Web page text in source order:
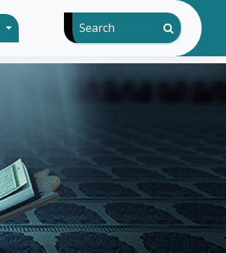
Search